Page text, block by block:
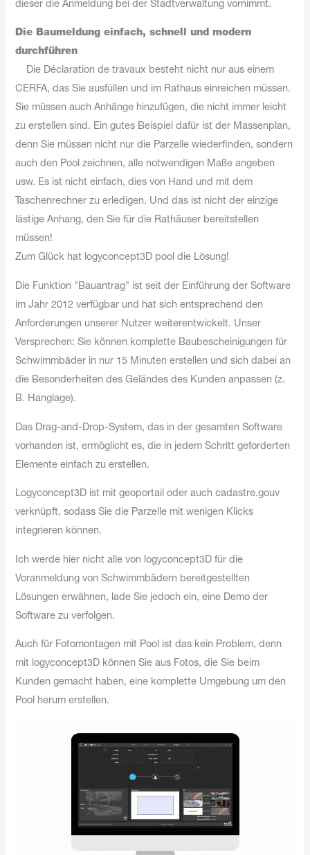
dieser die Anmeldung bei der Stadtverwaltung vornimmt.
Die Baumeldung einfach, schnell und modern
durchführen
Die Déclaration de travaux besteht nicht nur aus einem
CERFA, das Sie ausfüllen und im Rathaus einreichen müssen.
Sie müssen auch Anhänge hinzufügen, die nicht immer leicht
zu erstellen sind. Ein gutes Beispiel dafür ist der Massenplan,
denn Sie müssen nicht nur die Parzelle wiederfinden, sondern
auch den Pool zeichnen, alle notwendigen Maße angeben
usw. Es ist nicht einfach, dies von Hand und mit dem
Taschenrechner zu erledigen. Und das ist nicht der einzige
lästige Anhang, den Sie für die Rathäuser bereitstellen
müssen!
Zum Glück hat logyconcept3D pool die Lösung!
Die Funktion "Bauantrag" ist seit der Einführung der Software
im Jahr 2012 verfügbar und hat sich entsprechend den
Anforderungen unserer Nutzer weiterentwickelt. Unser
Versprechen: Sie können komplette Baubescheinigungen für
Schwimmbäder in nur 15 Minuten erstellen und sich dabei an
die Besonderheiten des Geländes des Kunden anpassen (z.
B. Hanglage).
Das Drag-and-Drop-System, das in der gesamten Software
vorhanden ist, ermöglicht es, die in jedem Schritt geforderten
Elemente einfach zu erstellen.
Logyconcept3D ist mit geoportail oder auch cadastre.gouv
verknüpft, sodass Sie die Parzelle mit wenigen Klicks
integrieren können.
Ich werde hier nicht alle von logyconcept3D für die
Voranmeldung von Schwimmbädern bereitgestellten
Lösungen erwähnen, lade Sie jedoch ein, eine Demo der
Software zu verfolgen.
Auch für Fotomontagen mit Pool ist das kein Problem, denn
mit logyconcept3D können Sie aus Fotos, die Sie beim
Kunden gemacht haben, eine komplette Umgebung um den
Pool herum erstellen.